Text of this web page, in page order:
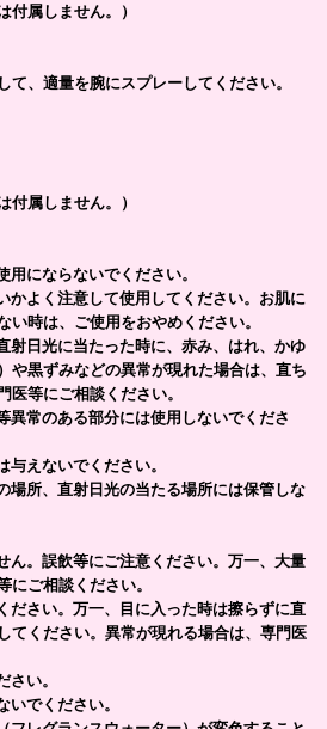
付属しません。）
て、適量を腕にスプレーしてください。
付属しません。）
にならないでください。
かよく注意して使用してください。お肌に
い時は、ご使用をおやめください。
射日光に当たった時に、赤み、はれ、かゆ
や黒ずみなどの異常が現れた場合は、直ち
医等にご相談ください。
常のある部分には使用しないでくださ
えないでください。
場所、直射日光の当たる場所には保管しな
ださい。
ん。誤飲等にご注意ください。万一、大量
にご相談ください。
ださい。万一、目に入った時は擦らずに直
てください。異常が現れる場合は、専門医
い。
でください。